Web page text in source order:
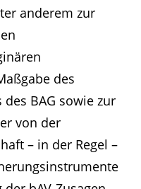
anderem zur
des
BAG sowie zur
von der
– in der Regel –